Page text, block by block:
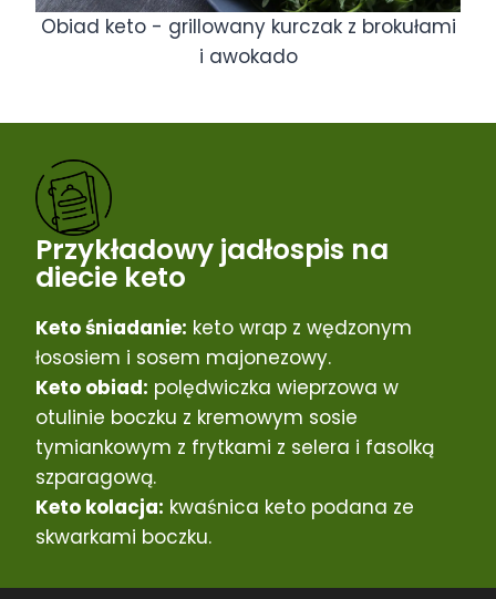
Obiad keto - grillowany kurczak z brokułami
i awokado
Przykładowy jadłospis na
diecie keto
Keto śniadanie: keto wrap z wędzonym
łososiem i sosem majonezowy.
Keto obiad: polędwiczka wieprzowa w
otulinie boczku z kremowym sosie
tymiankowym z frytkami z selera i fasolką
szparagową.
Keto kolacja: kwaśnica keto podana ze
skwarkami boczku.